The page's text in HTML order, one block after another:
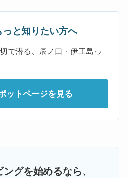
っと知りたい方へ
で潜る、辰ノ口・伊王島っ
ットページを見る
グを始めるなら、